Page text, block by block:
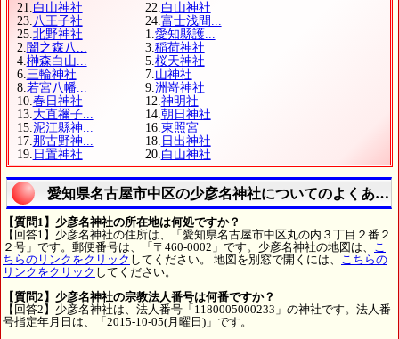
21.白山神社 22.白山神社
23.八王子社 24.富士浅間...
25.北野神社 1.愛知縣護...
2.闇之森八... 3.稲荷神社
4.榊森白山... 5.桜天神社
6.三輪神社 7.山神社
8.若宮八幡... 9.洲嵜神社
10.春日神社 12.神明社
13.大直禰子... 14.朝日神社
15.泥江縣神... 16.東照宮
17.那古野神... 18. 日出神社
19. 日置神社 20.白山神社
愛知県名古屋市中区の少彦名神社についてのよくある
【質問1】少彦名神社の所在地は何処ですか？
【回答1】少彦名神社の住所は、「愛知県名古屋市中区丸の内３丁目２番２
２号」です。郵便番号は、「〒460-0002」です。少彦名神社の地図は、 こ
ちらのリンクをクリック してください。 地図を別窓で開くには、 こちらの
リンクをクリック してください。
【質問2】少彦名神社の宗教法人番号は何番ですか？
【回答2】少彦名神社は、法人番号「1180005000233」の神社です。法人番
号指定年月日は、「2015-10-05(月曜日)」です。